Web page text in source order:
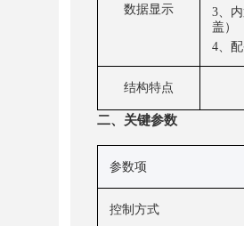
数据显示
3、
盖）
4、
结构特点
二、关键参数
参数项
控制方式